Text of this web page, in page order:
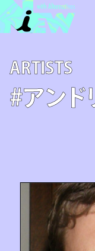
A­R­T­I­S­T­S
#アンド